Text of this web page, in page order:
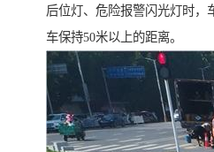
后位灯、危险报警闪光灯时，
车保持50米以上的距离。